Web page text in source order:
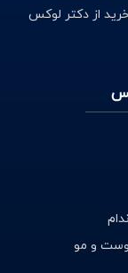
از دکتر لوکس
و مو